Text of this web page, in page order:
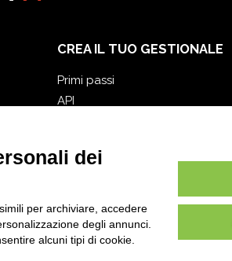
CREA IL TUO GESTIONALE
Primi passi
API
dei
per archiviare, accedere
degli annunci.
alcuni tipi di cookie.